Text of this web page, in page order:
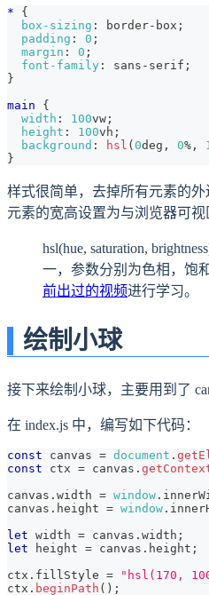
*
{
box-sizing : border-box ;
padding : 0 ;
margin : 0 ;
font-family : sans-serif ;
}
main
{
width : 100vw ;
height : 100vh ;
background : hsl (0deg , 0% ,
}
样式很简单，去掉所有元素的
元素的宽高设置为与浏览器可视
hsl(hue, saturation,
一，参数分别为色相，饱
前出过的视频进行学习。
绘制小球
接下来绘制小球，主要用到了
在 index.js 中，编写如下代码：
const canvas = document .
const ctx = canvas .
canvas . width = window .
canvas . height = window .
let width = canvas . width ;
let height = canvas . height ;
ctx . fillStyle = "hsl(170,
ctx . beginPath ( ) ;